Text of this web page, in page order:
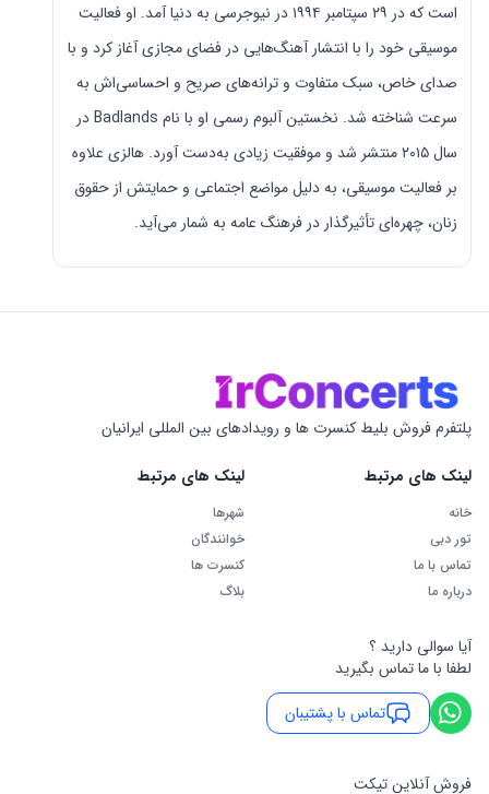
است که در ۲۹ سپتامبر ۱۹۹۴ در نیوجرسی به دنیا آمد. او فعالیت
موسیقی خود را با انتشار آهنگ‌هایی در فضای مجازی آغاز کرد و با
صدای خاص، سبک متفاوت و ترانه‌های صریح و احساسی‌اش به
سرعت شناخته شد. نخستین آلبوم رسمی او با نام Badlands در
سال ۲۰۱۵ منتشر شد و موفقیت زیادی به‌دست آورد. هالزی علاوه
بر فعالیت موسیقی، به دلیل مواضع اجتماعی و حمایتش از حقوق
زنان، چهره‌ای تأثیرگذار در فرهنگ عامه به شمار می‌آید.
پلتفرم فروش بلیط کنسرت ها و رویدادهای بین المللی ایرانیان
لینک های مرتبط
خانه
تور دبی
تماس با ما
درباره ما
لینک های مرتبط
شهرها
خوانندگان
کنسرت ها
بلاگ
آیا سوالی دارید ؟
لطفا با ما تماس بگیرید
تماس با پشتیبان
فروش آنلاین تیکت